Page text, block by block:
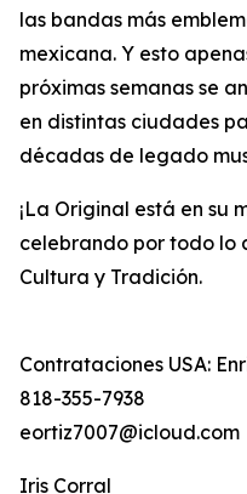
las bandas más
mexicana. Y esto
próximas semanas se
en distintas ciudades
décadas de legado
¡La Original está en su
celebrando por todo lo
Cultura y Tradición.
Contrataciones USA:
818-355-7938
eortiz7007@icloud.com
Iris Corral